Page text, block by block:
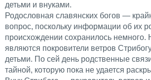
детьми и внуками.
Родословная славянских богов —
вопрос, поскольку информации об их
происхождении сохранилось немного.
являются покровители ветров
детьми. По сей день родственные
тайной, которую пока не удается